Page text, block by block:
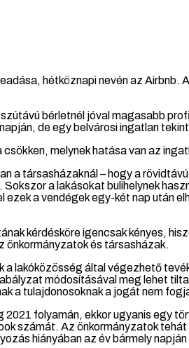
hétköznapi nevén az
bérletnél jóval magasabb
de egy belvárosi ingatlan
melynek hatása van az
a társasházaknál – hogy a
a lakásokat bulihelynek
a vendégek egy-két nap után
kérdésköre igencsak kényes,
önkormányzatok és társasházak.
lakóközösség által végezhető
módosításával meg lehet
a tulajdonosoknak a jogát nem
folyamán, ekkor ugyanis egy
számát. Az önkormányzatok
hiányában az év bármely